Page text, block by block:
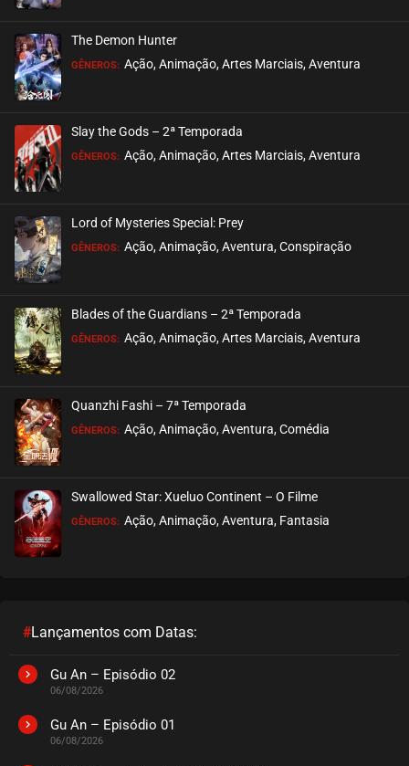
ASSISTIDO
ASSISTIDO
ASSISTIDO
ASSISTIDO
ASSISTIDO
ASSISTIDO
The Demon Hunter
GÊNEROS: Ação, Animação, Artes Marciais, Aventura
Slay the Gods – 2ª Temporada
GÊNEROS: Ação, Animação, Artes Marciais, Aventura
Lord of Mysteries Special: Prey
GÊNEROS: Ação, Animação, Aventura, Conspiração
Blades of the Guardians – 2ª Temporada
GÊNEROS: Ação, Animação, Artes Marciais, Aventura
Quanzhi Fashi – 7ª Temporada
GÊNEROS: Ação, Animação, Aventura, Comédia
Swallowed Star: Xueluo Continent – O Filme
GÊNEROS: Ação, Animação, Aventura, Fantasia
#Lançamentos com Datas:
Gu An – Episódio 02
06/08/2026
Gu An – Episódio 01
06/08/2026